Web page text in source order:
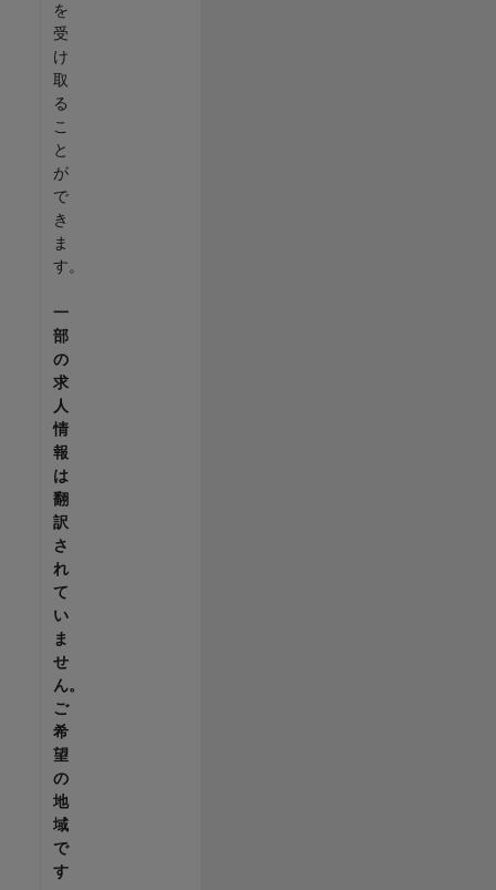
を
受
け
取
る
こ
と
が
で
き
ま
す。
一
部
の
求
人
情
報
は
翻
訳
さ
れ
て
い
ま
せ
ん。
ご
希
望
の
地
域
で
す